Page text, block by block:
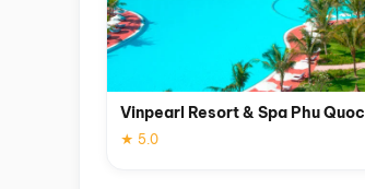
Vinpearl Resort & Spa Phu Quoc
★ 5.0